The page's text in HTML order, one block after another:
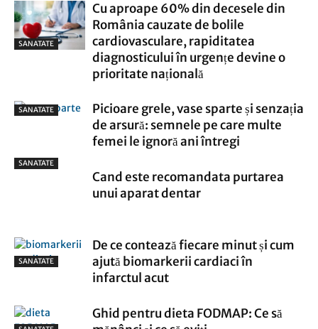
SANATATE
Cu aproape 60% din decesele din
România cauzate de bolile
cardiovasculare, rapiditatea
diagnosticului în urgențe devine o
prioritate națională
SANATATE
Picioare grele, vase sparte și senzația
de arsură: semnele pe care multe
femei le ignoră ani întregi
SANATATE
Cand este recomandata purtarea
unui aparat dentar
SANATATE
De ce contează fiecare minut și cum
ajută biomarkerii cardiaci în
infarctul acut
Ghid pentru dieta FODMAP: Ce să